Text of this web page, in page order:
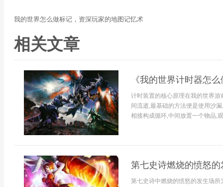
我的世界怎么做标记，资深玩家的地图记忆术
相关文章
《我的世界计时器怎
计时装置的核心原理在我的世界
间流逝,最基础的方法便是使用沙
相接构成循环,中间放置一个物品,
第七史诗燃烧的愤怒
第七史诗中燃烧的愤怒的发生场